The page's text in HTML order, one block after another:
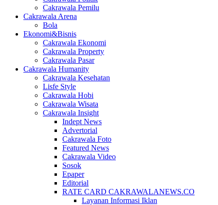
Cakrawala Pemilu
Cakrawala Arena
Bola
Ekonomi&Bisnis
Cakrawala Ekonomi
Cakrawala Property
Cakrawala Pasar
Cakrawala Humanity
Cakrawala Kesehatan
Lisfe Style
Cakrawala Hobi
Cakrawala Wisata
Cakrawala Insight
Indept News
Advertorial
Cakrawala Foto
Featured News
Cakrawala Video
Sosok
Epaper
Editorial
RATE CARD CAKRAWALANEWS.CO
Layanan Informasi Iklan